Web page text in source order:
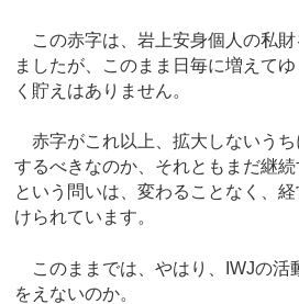
この赤字は、岩上安身個人の私財
ましたが、このまま日毎に増えて
く貯えはありません。
赤字がこれ以上、拡大しないう
するべきなのか、それともまだ継
という問いは、変わることなく、
けられています。
このままでは、やはり、IWJの活
をえないのか。